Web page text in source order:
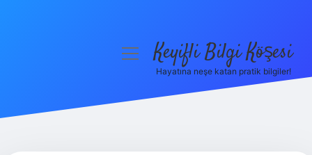
menüyüKeyifli Bilgi Köşesi
Hayatına neşe katan pratik bilgiler!